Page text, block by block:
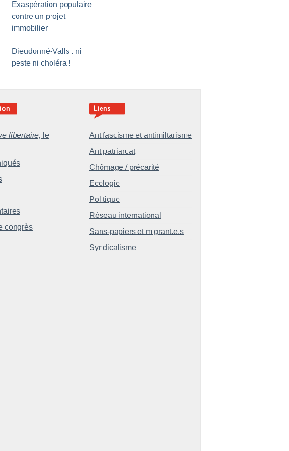
Exaspération populaire
contre un projet
immobilier
Dieudonné-Valls : ni
peste ni choléra !
libertaire, le
congrès
Antifascisme et antimiltarisme
Antipatriarcat
Chômage / précarité
Ecologie
Politique
Réseau international
Sans-papiers et migrant.e.s
Syndicalisme